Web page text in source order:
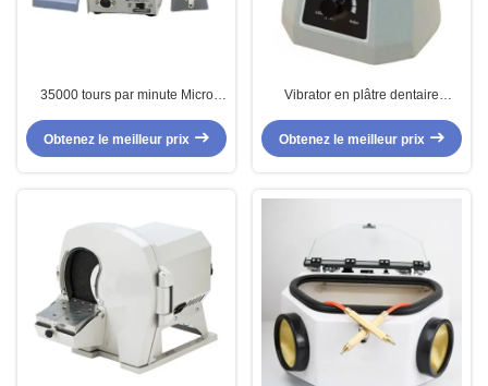
35000 tours par minute Micro
Obtenez le meilleur prix
Vibrator en plâtre dentaire
secouer les dents électrique
Vibrator dentaire
Obtenez le meilleur prix